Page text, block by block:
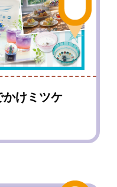
かけミツケ